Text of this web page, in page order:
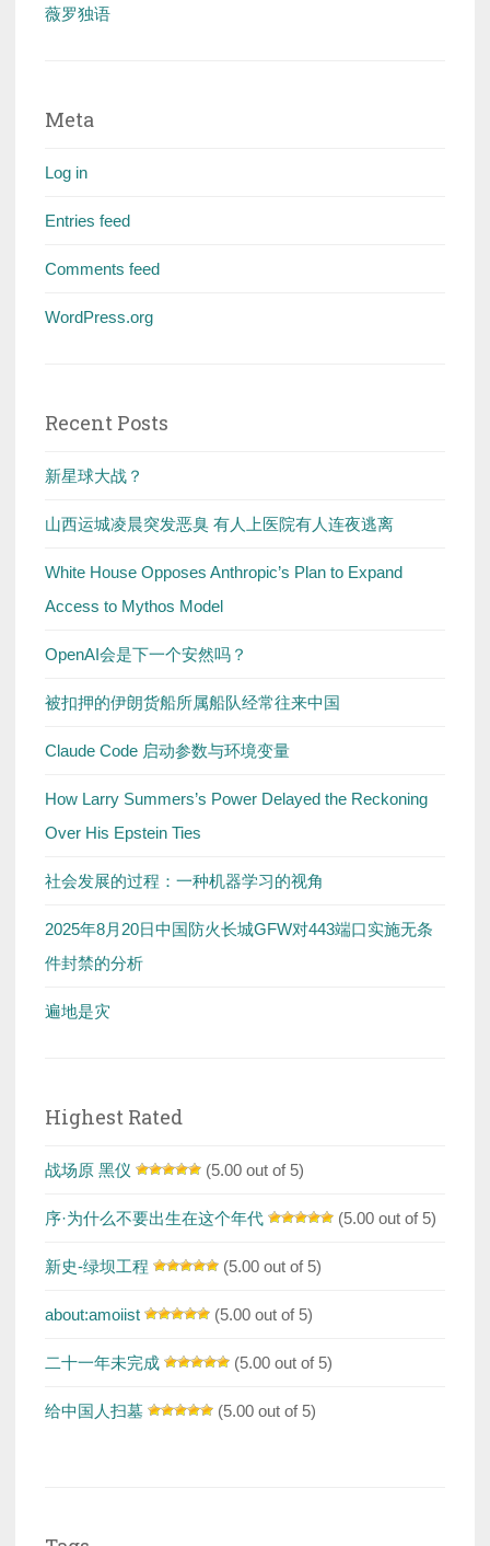
薇罗独语
Meta
Log in
Entries feed
Comments feed
WordPress.org
Recent Posts
新星球大战？
山西运城凌晨突发恶臭 有人上医院有人连夜逃离
White House Opposes Anthropic’s Plan to Expand
Access to Mythos Model
OpenAI会是下一个安然吗？
被扣押的伊朗货船所属船队经常往来中国
Claude Code 启动参数与环境变量
How Larry Summers’s Power Delayed the Reckoning
Over His Epstein Ties
社会发展的过程：一种机器学习的视角
2025年8月20日中国防火长城GFW对443端口实施无条
件封禁的分析
遍地是灾
Highest Rated
战场原 黑仪 (5.00 out of 5)
序·为什么不要出生在这个年代 (5.00 out of 5)
新史-绿坝工程 (5.00 out of 5)
about:amoiist (5.00 out of 5)
二十一年未完成 (5.00 out of 5)
给中国人扫墓 (5.00 out of 5)